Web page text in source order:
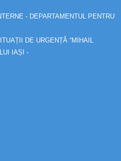
- DEPARTAMENTUL PENTRU
DE URGENȚĂ “MIHAIL
IAȘI -